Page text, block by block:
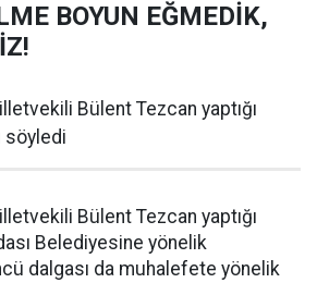
BOYUN EĞMEDİK,
Bülent Tezcan yaptığı
söyledi
Bülent Tezcan yaptığı
Belediyesine yönelik
dalgası da muhalefete yönelik